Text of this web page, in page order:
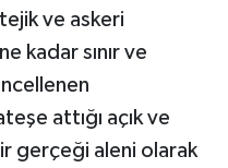
ve askeri
kadar sınır ve
attığı açık ve
gerçeği aleni olarak